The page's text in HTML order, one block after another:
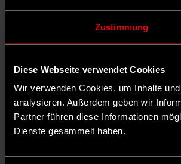
Zustimmung
Diese Webseite verwendet Cookies
Wir verwenden Cookies, um Inhalte
analysieren. Außerdem geben wir
Partner führen diese Informationen
Dienste gesammelt haben.